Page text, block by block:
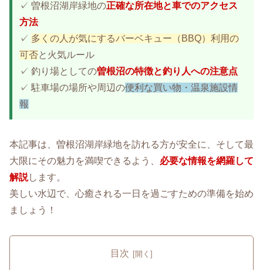
✓ 曽根沼湖岸緑地の正確な所在地と車でのアクセス
方法
✓ 多くの人が気にするバーベキュー（BBQ）利用の
可否と火気ルール
✓ 釣り場としての曽根沼の特徴と釣り人への注意点
✓ 駐車場の場所や周辺の便利な買い物・温泉施設情
報
本記事は、曽根沼湖岸緑地を訪れる方が安全に、そして最
大限にその魅力を満喫できるよう、 必要な情報を網羅して
解説します。
美しい水辺で、心癒される一日を過ごすための準備を始め
ましょう！
目次